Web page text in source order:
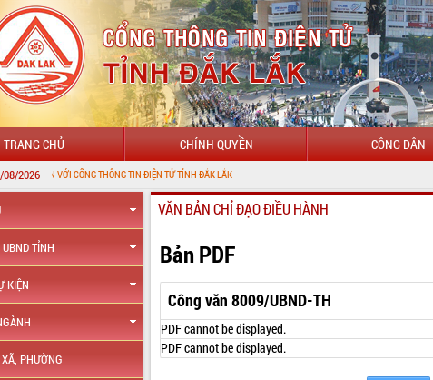
TRANG CHỦ CHÍNH QUYỀN CÔNG DÂN
08/2026
VỚI CỔNG THÔNG TIN ĐIỆN TỬ TỈNH ĐẮK LẮK
TỈNH
KIỆN
PHƯỜNG
VĂN BẢN CHỈ ĐẠO ĐIỀU HÀNH
Bản PDF
Công văn 8009/UBND-TH
PDF cannot be displayed.
PDF cannot be displayed.